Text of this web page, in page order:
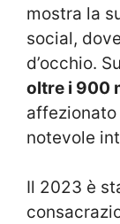
mostra la
social,
d’occhio. Su
oltre i 900
affezionato
notevole
Il 2023 è